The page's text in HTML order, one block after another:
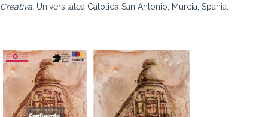
Creativă, Universitatea Catolică San Antonio, Murcia, Spania.